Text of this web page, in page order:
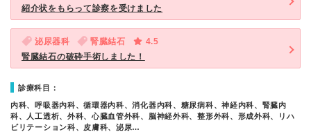
紹介状をもらって診察を受けました
泌尿器科 腎臓結石
4.5
腎臓結石の破砕手術しました！
診療科目：
内科、呼吸器内科、循環器内科、消化器内科、糖尿病科、神経内科、腎臓内
科、人工透析、外科、心臓血管外科、脳神経外科、整形外科、形成外科、リハ
ビリテーション科、皮膚科、泌尿…